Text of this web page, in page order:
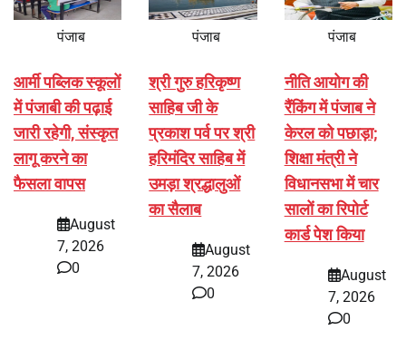
पंजाब
आर्मी पब्लिक स्कूलों
में पंजाबी की पढ़ाई
जारी रहेगी, संस्कृत
लागू करने का
फैसला वापस
August
7, 2026
0
पंजाब
श्री गुरु हरिकृष्ण
साहिब जी के
प्रकाश पर्व पर श्री
हरिमंदिर साहिब में
उमड़ा श्रद्धालुओं
का सैलाब
August
7, 2026
0
पंजाब
नीति आयोग की
रैंकिंग में पंजाब ने
केरल को पछाड़ा;
शिक्षा मंत्री ने
विधानसभा में चार
सालों का रिपोर्ट
कार्ड पेश किया
August
7, 2026
0